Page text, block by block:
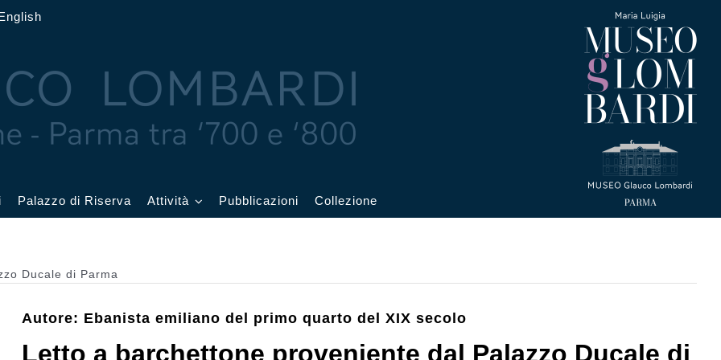
Affetti
Palazzo di Riserva Attività
Didattica e visite
Pubblicazioni Collezione
Ducale di Parma
Autore: Ebanista emiliano del primo quarto del XIX secolo
Letto a barchettone proveniente dal Palazzo Ducale di